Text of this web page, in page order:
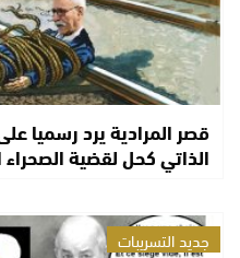
قصر المرادية يرد رسميا
الذاتي كحل لقضية
جديد التسريبات